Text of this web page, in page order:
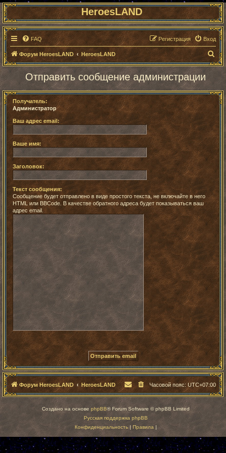
HeroesLAND
FAQ Вход
Регистрация
Форум HeroesLAND HeroesLAND
П
о
с
Отправить сообщение администрации
Получатель:
Администратор
Ваш адрес email:
Ваше имя:
Заголовок:
Текст сообщения:
Сообщение будет отправлено в виде простого текста, не включайте в него
HTML или BBCode. В качестве обратного адреса будет показываться ваш
адрес email.
Форум HeroesLAND HeroesLAND Часовой пояс:UTC+07:00
Создано на основе phpBB® Forum Software © phpBB Limited
Русская поддержка phpBB
Конфиденциальность| Правила |